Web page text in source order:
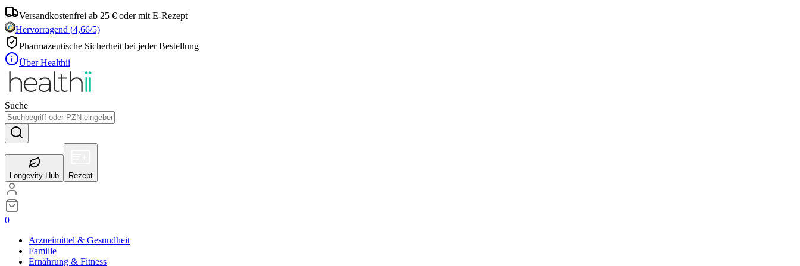
Versandkostenfrei ab 25 € oder mit E-Rezept
Hervorragend (4,66/5)
Pharmazeutische Sicherheit bei jeder Bestellung
Über Healthii
Suche
Longevity Hub Rezept
0
Arzneimittel & Gesundheit
Familie
Ernährung & Fitness